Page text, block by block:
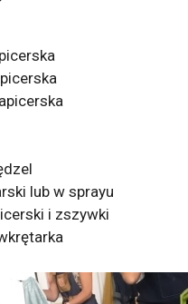
lub w sprayu
i zszywki